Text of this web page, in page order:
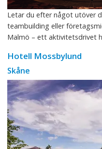
Letar du efter något utöver
teambuilding eller
Malmö – ett aktivitetsdrivet
Hotell Mossbylund
Skåne